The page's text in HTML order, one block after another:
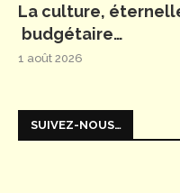
La culture,
budgétaire…
1 août 2026
SUIVEZ-NOUS…